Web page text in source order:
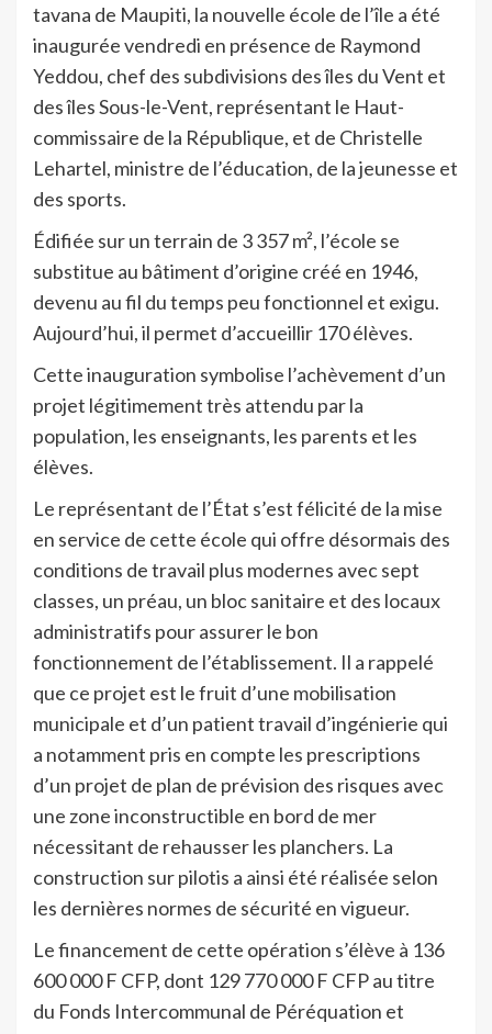
tavana de Maupiti, la nouvelle école de l’île a été
inaugurée vendredi en présence de Raymond
Yeddou, chef des subdivisions des îles du Vent et
des îles Sous-le-Vent, représentant le Haut-
commissaire de la République, et de Christelle
Lehartel, ministre de l’éducation, de la jeunesse et
des sports.
Édifiée sur un terrain de 3 357 m², l’école se
substitue au bâtiment d’origine créé en 1946,
devenu au fil du temps peu fonctionnel et exigu.
Aujourd’hui, il permet d’accueillir 170 élèves.
Cette inauguration symbolise l’achèvement d’un
projet légitimement très attendu par la
population, les enseignants, les parents et les
élèves.
Le représentant de l’État s’est félicité de la mise
en service de cette école qui offre désormais des
conditions de travail plus modernes avec sept
classes, un préau, un bloc sanitaire et des locaux
administratifs pour assurer le bon
fonctionnement de l’établissement. Il a rappelé
que ce projet est le fruit d’une mobilisation
municipale et d’un patient travail d’ingénierie qui
a notamment pris en compte les prescriptions
d’un projet de plan de prévision des risques avec
une zone inconstructible en bord de mer
nécessitant de rehausser les planchers. La
construction sur pilotis a ainsi été réalisée selon
les dernières normes de sécurité en vigueur.
Le financement de cette opération s’élève à 136
600 000 F CFP, dont 129 770 000 F CFP au titre
du Fonds Intercommunal de Péréquation et